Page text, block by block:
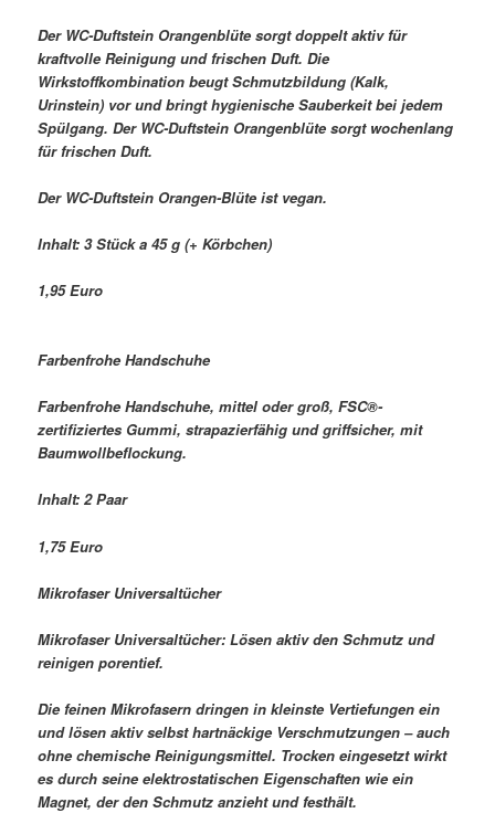
Der WC-Duftstein Orangenblüte sorgt doppelt aktiv für
kraftvolle Reinigung und frischen Duft. Die
Wirkstoffkombination beugt Schmutzbildung (Kalk,
Urinstein) vor und bringt hygienische Sauberkeit bei jedem
Spülgang. Der WC-Duftstein Orangenblüte sorgt wochenlang
für frischen Duft.
Der WC-Duftstein Orangen-Blüte ist vegan.
Inhalt: 3 Stück a 45 g (+ Körbchen)
1,95 Euro
Farbenfrohe Handschuhe
Farbenfrohe Handschuhe, mittel oder groß, FSC®-
zertifiziertes Gummi, strapazierfähig und griffsicher, mit
Baumwollbeflockung.
Inhalt: 2 Paar
1,75 Euro
Mikrofaser Universaltücher
Mikrofaser Universaltücher: Lösen aktiv den Schmutz und
reinigen porentief.
Die feinen Mikrofasern dringen in kleinste Vertiefungen ein
und lösen aktiv selbst hartnäckige Verschmutzungen – auch
ohne chemische Reinigungsmittel. Trocken eingesetzt wirkt
es durch seine elektrostatischen Eigenschaften wie ein
Magnet, der den Schmutz anzieht und festhält.